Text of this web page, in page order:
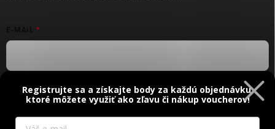
Vložením e-mailu súhlasíte spodmienkami ochrany osobných
údajov
Anmelden
Registrujte sa a získajte body za každú objednávku,
ktoré môžete využiť ako zľavu či nákup voucherov!